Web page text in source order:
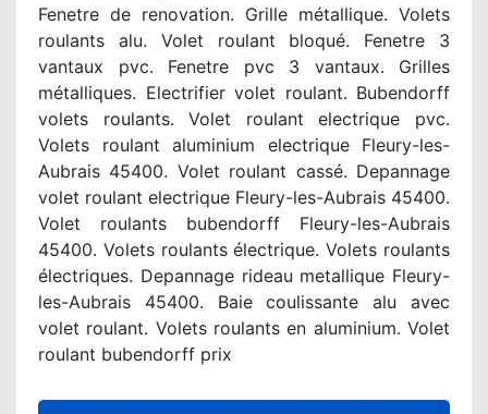
Fenetre de renovation. Grille métallique. Volets
roulants alu. Volet roulant bloqué. Fenetre 3
vantaux pvc. Fenetre pvc 3 vantaux. Grilles
métalliques. Electrifier volet roulant. Bubendorff
volets roulants. Volet roulant electrique pvc.
Volets roulant aluminium electrique Fleury-les-
Aubrais 45400. Volet roulant cassé. Depannage
volet roulant electrique Fleury-les-Aubrais 45400.
Volet roulants bubendorff Fleury-les-Aubrais
45400. Volets roulants électrique. Volets roulants
électriques. Depannage rideau metallique Fleury-
les-Aubrais 45400. Baie coulissante alu avec
volet roulant. Volets roulants en aluminium. Volet
roulant bubendorff prix